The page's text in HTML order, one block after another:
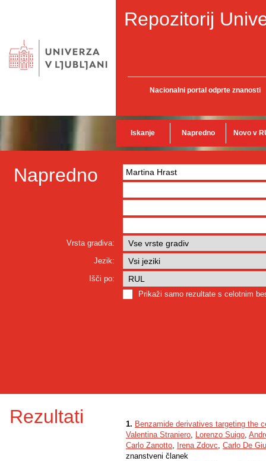
Repozitorij
Nacionalni portal odprte znanosti
Iskanje Napredno Novo v
Napredno
Vrsta gradiva:
Jezik:
Išči po:
Prikaži samo rezultate s celotnim
Rezultati 1. Benzamide derivatives targeting the
Valentina Straniero, Lorenzo Suigo,
Carlo Zanotto, Irena Zdovc, Carlo De
znanstveni članek